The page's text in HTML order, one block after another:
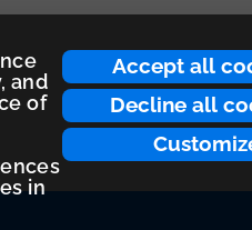
Accept all
Decline all
and
of
in